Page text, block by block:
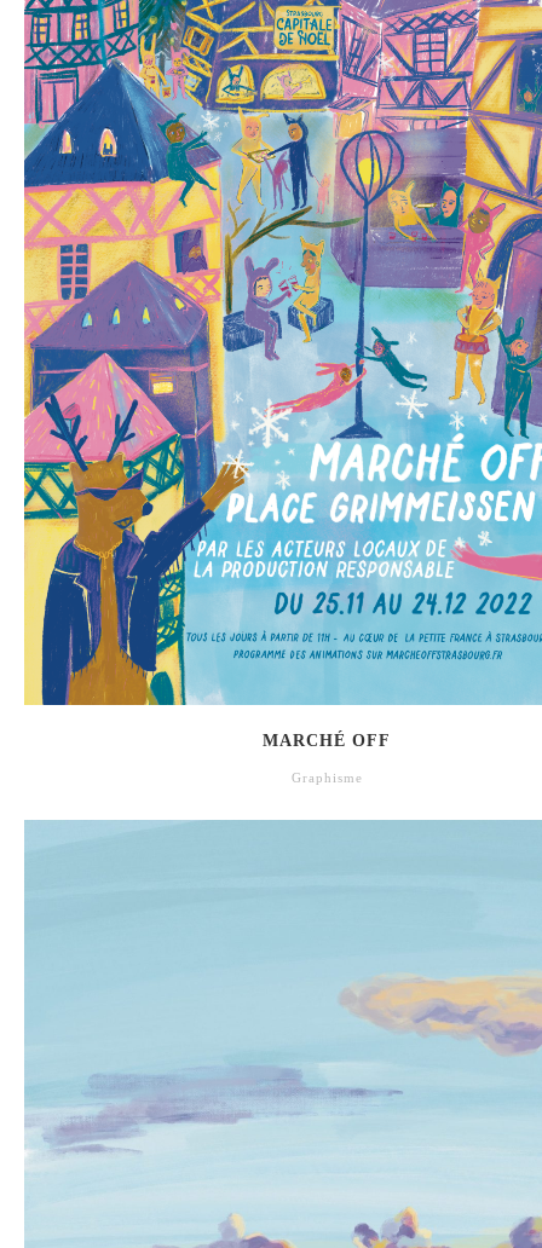
MARCHÉ OFF
Graphisme